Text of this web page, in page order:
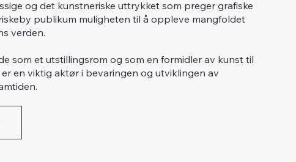
og det kunstneriske uttrykket som preger grafiske
publikum muligheten til å oppleve mangfoldet
verden.
som et utstillingsrom og som en formidler av kunst til
en viktig aktør i bevaringen og utviklingen av